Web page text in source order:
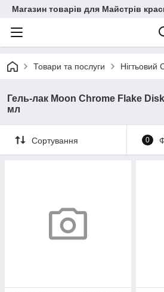
Магазин товарів для Майстрів
Товари та послуги Нігтьовий
Гель-лак Moon Chrome Flake
мл
Сортування 0